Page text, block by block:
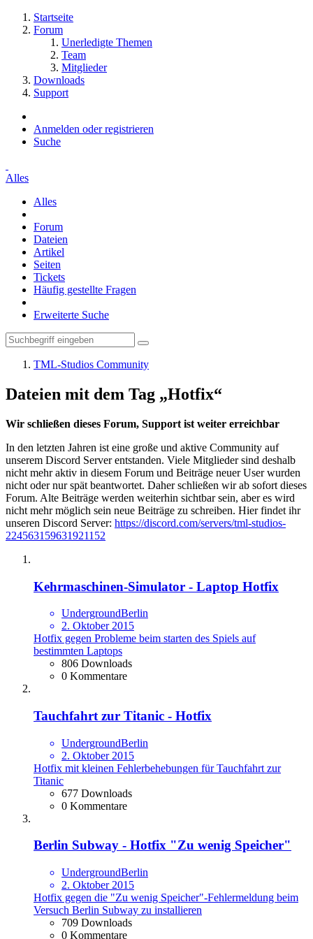
Startseite
Forum
Unerledigte Themen
Team
Mitglieder
Downloads
Support
Anmelden oder registrieren
Suche
Alles
Alles
Forum
Dateien
Artikel
Seiten
Tickets
Häufig gestellte Fragen
Erweiterte Suche
TML-Studios Community
Dateien mit dem Tag „Hotfix“
Wir schließen dieses Forum, Support ist weiter erreichbar
In den letzten Jahren ist eine große und aktive Community auf
unserem Discord Server entstanden. Viele Mitglieder sind deshalb
nicht mehr aktiv in diesem Forum und Beiträge neuer User wurden
nicht oder nur spät beantwortet. Daher schließen wir ab sofort dieses
Forum. Alte Beiträge werden weiterhin sichtbar sein, aber es wird
nicht mehr möglich sein neue Beiträge zu schreiben. Hier findet ihr
unseren Discord Server: https://discord.com/servers/tml-studios-
224563159631921152
Kehrmaschinen-Simulator - Laptop Hotfix
UndergroundBerlin
2. Oktober 2015
Hotfix gegen Probleme beim starten des Spiels auf
bestimmten Laptops
806 Downloads
0 Kommentare
Tauchfahrt zur Titanic - Hotfix
UndergroundBerlin
2. Oktober 2015
Hotfix mit kleinen Fehlerbehebungen für Tauchfahrt zur
Titanic
677 Downloads
0 Kommentare
Berlin Subway - Hotfix "Zu wenig Speicher"
UndergroundBerlin
2. Oktober 2015
Hotfix gegen die "Zu wenig Speicher"-Fehlermeldung beim
Versuch Berlin Subway zu installieren
709 Downloads
0 Kommentare